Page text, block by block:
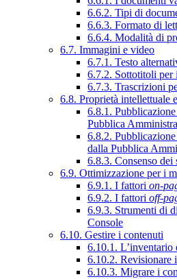
6.6.2. Tipi di
6.6.3. Formato di
6.6.4. Modalità di
6.7. Immagini e video
6.7.1. Testo
6.7.2. Sottotitoli per
6.7.3. Trascrizioni
6.8. Proprietà intellettuale
6.8.1.
Pubblica
6.8.2.
dalla Pubblica
6.8.3. Consenso dei
6.9. Ottimizzazione per i
6.9.1. I fattori on-
6.9.2. I fattori off-
6.9.3. Strumenti di
Console
6.10. Gestire i contenuti
6.10.1. L’inventario
6.10.2. Revisionare
6.10.3. Migrare i